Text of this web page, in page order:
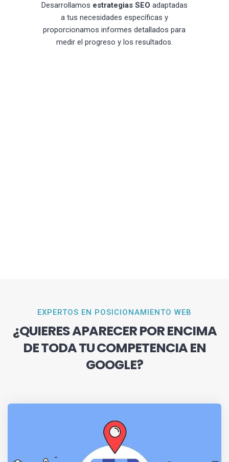
Desarrollamos estrategias SEO adaptadas
a tus necesidades específicas y
proporcionamos informes detallados para
medir el progreso y los resultados.
EXPERTOS EN POSICIONAMIENTO WEB
¿QUIERES APARECER POR ENCIMA
DE TODA TU COMPETENCIA EN
GOOGLE?